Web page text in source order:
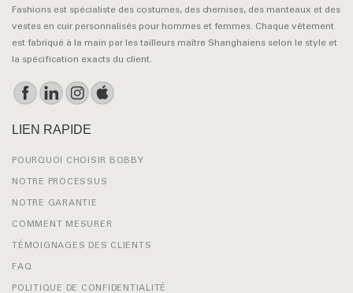
Fashions est spécialiste des costumes, des chemises, des manteaux et des
vestes en cuir personnalisés pour hommes et femmes. Chaque vêtement
est fabriqué à la main par les tailleurs maître Shanghaiens selon le style et
la spécification exacts du client.
LIEN RAPIDE
POURQUOI CHOISIR BOBBY
NOTRE PROCESSUS
NOTRE GARANTIE
COMMENT MESURER
TÉMOIGNAGES DES CLIENTS
FAQ
POLITIQUE DE CONFIDENTIALITÉ